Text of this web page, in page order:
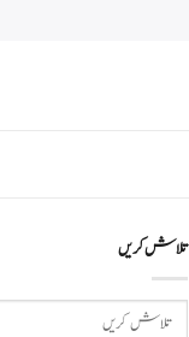
تلاش کریں